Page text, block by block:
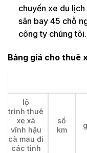
chuyến xe du
sân bay 45 chỗ
công ty chúng tôi.
Bảng giá cho thuê
lộ
trình thuê
xe xã
vĩnh hậu
cà mau đi
các tỉnh
số
km